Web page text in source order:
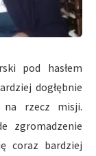
pod hasłem
dogłębnie
na rzecz misji.
zgromadzenie
coraz bardziej